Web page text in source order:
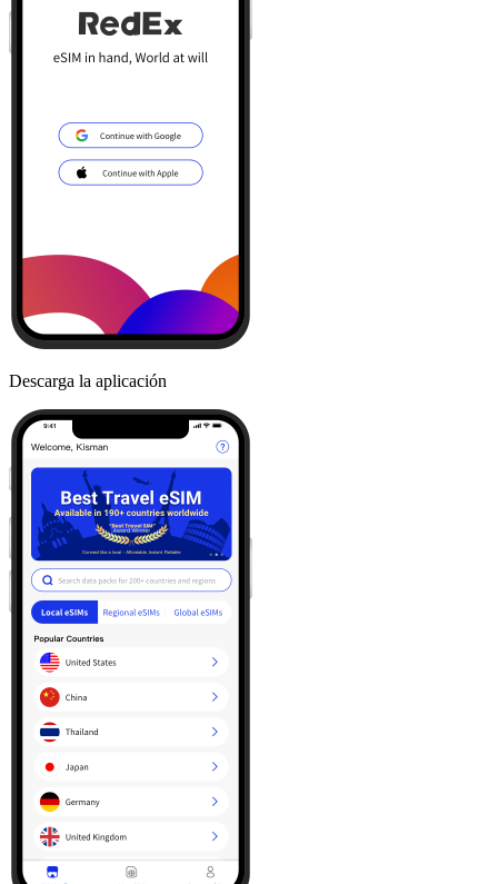
Descarga la aplicación